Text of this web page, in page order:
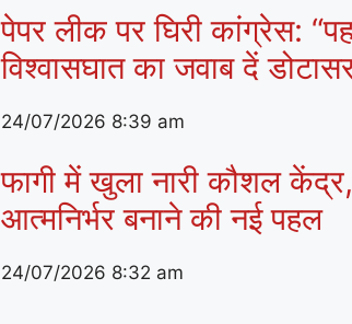
पेपर लीक पर घिरी कांग्रेस:
विश्वासघात का जवाब दें
24/07/2026 8:39 am
फागी में खुला नारी कौशल
आत्मनिर्भर बनाने की नई पहल
24/07/2026 8:32 am